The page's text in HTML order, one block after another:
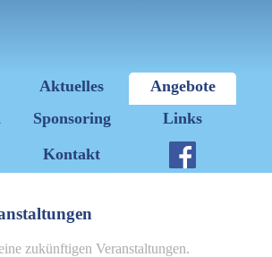
Aktuelles
Angebote
Sponsoring
Links
Kontakt
zukünftigen Veranstaltungen.